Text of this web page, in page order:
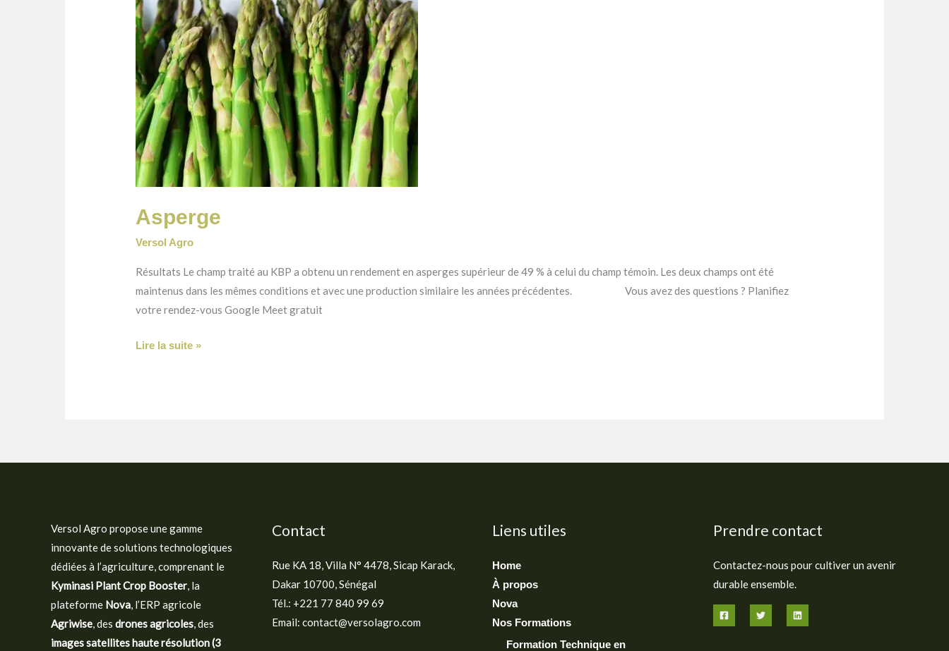
Asperge
Versol Agro
Résultats Le champ traité au KBP a obtenu un rendement en asperges supérieur de 49 % à celui du champ témoin. Les deux champs ont été
maintenus dans les mêmes conditions et avec une production similaire les années précédentes. Vous avez des questions ? Planifiez
votre rendez-vous Google Meet gratuit
Lire la suite »
Versol Agro propose une gamme
innovante de solutions technologiques
dédiées à l’agriculture, comprenant le
Kyminasi Plant Crop Booster, la
plateforme Nova, l’ERP agricole
Agriwise, des drones agricoles, des
images satellites haute résolution (3
Contact
Rue KA 18, Villa N° 4478, Sicap Karack,
Dakar 10700, Sénégal
Tél.: +221 77 840 99 69
Email: contact@versolagro.com
Liens utiles
Home
À propos
Nova
Nos Formations
Formation Technique en
Prendre contact
Contactez-nous pour cultiver un avenir
durable ensemble.